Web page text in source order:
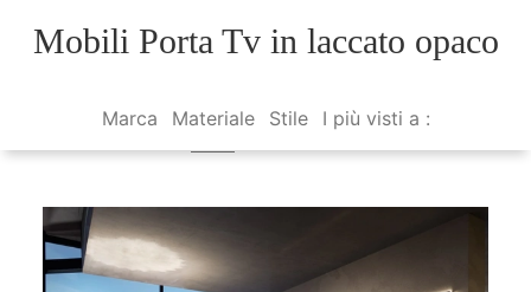
Mobili Porta Tv in laccato opaco
Marca Materiale Stile I più visti a :